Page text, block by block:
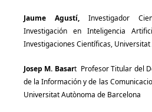
Jaume Agustí,Investigador
Investigación en Inteligencia
Investigaciones Científicas,
Josep M. Basart Profesor Titular del
de la Información y de las
Universitat Autònoma de Barcelona